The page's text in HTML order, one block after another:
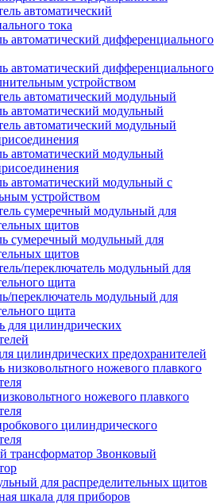
автоматический дифференциального
автоматический дифференциального
устройством
автоматический модульный
автоматический модульный
автоматический модульный с
устройством
сумеречный модульный для
щитов
переключатель модульный для
щита
цилиндрических предохранителей
ножевого плавкого
цилиндрического
Звонковый
для распределительных щитов
шкала для приборов